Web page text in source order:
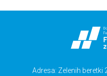
Adresa: Zelenih beretki